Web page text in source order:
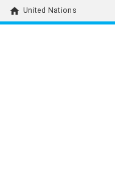
home United Nations